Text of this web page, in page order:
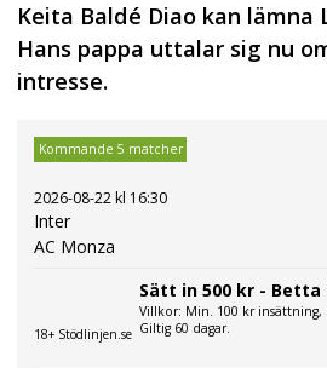
Keita Baldé Diao kan lämna
Hans pappa uttalar sig nu
intresse.
Kommande 5 matcher
2026-08-22 kl 16:30
Inter
AC Monza
18+ Stödlinjen.se
Sätt in 500 kr - Betta
Villkor: Min. 100 kr insättning,
Giltig 60 dagar.